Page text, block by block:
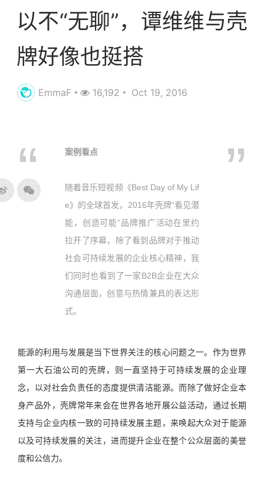
以不“无聊”，谭维维与壳
牌好像也挺搭
EmmaF 16,192 Oct 19, 2016
案例看点
随着音乐短视频《Best Day of My Lif
e》的全球首发，2016年壳牌“看见潜
能，创造可能”品牌推广活动在里约
拉开了序幕，除了看到品牌对于推动
社会可持续发展的企业核心精神，我
们同时也看到了一家B2B企业在大众
沟通层面，创意与热情兼具的表达形
式。
能源的利用与发展是当下世界关注的核心问题之一。作为世界
第一大石油公司的壳牌，则一直坚持于可持续发展的企业理
念，以对社会负责任的态度提供清洁能源。而除了做好企业本
身产品外，壳牌常年来会在世界各地开展公益活动，通过长期
支持与企业内核一致的可持续发展主题，来唤起大众对于能源
以及可持续发展的关注，进而提升企业在整个公众层面的美誉
度和公信力。